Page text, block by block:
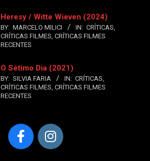
Heresy / Witte Wieven (2024)
BY: MARCELO MILICI IN: CRÍTICAS,
CRÍTICAS FILMES, CRÍTICAS FILMES
RECENTES
O Sétimo Dia (2021)
BY: SILVIA FARIA IN: CRÍTICAS,
CRÍTICAS FILMES, CRÍTICAS FILMES
RECENTES